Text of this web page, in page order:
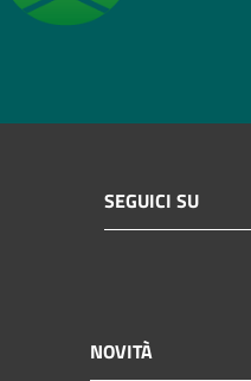
SEGUICI SU
NOVITÀ